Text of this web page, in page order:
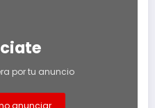
por tu anuncio
anunciar